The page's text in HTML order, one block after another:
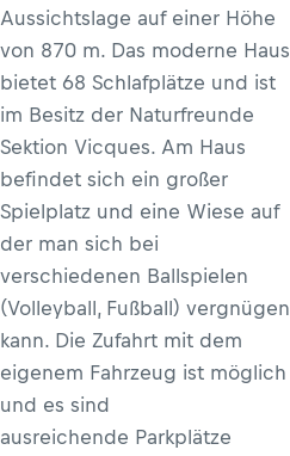
Aussichtslage auf einer Höhe
von 870 m. Das moderne Haus
bietet 68 Schlafplätze und ist
im Besitz der Naturfreunde
Sektion Vicques. Am Haus
befindet sich ein großer
Spielplatz und eine Wiese auf
der man sich bei
verschiedenen Ballspielen
(Volleyball, Fußball) vergnügen
kann. Die Zufahrt mit dem
eigenem Fahrzeug ist möglich
und es sind
ausreichende Parkplätze